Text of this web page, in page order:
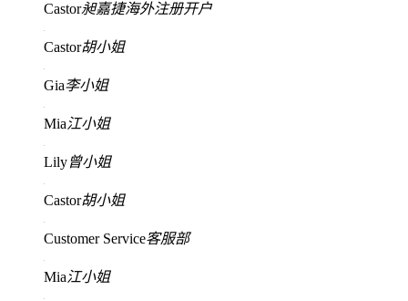
Castor昶嘉捷海外注册开户
Castor胡小姐
Gia李小姐
Mia江小姐
Lily曾小姐
Castor胡小姐
Customer Service客服部
Mia江小姐